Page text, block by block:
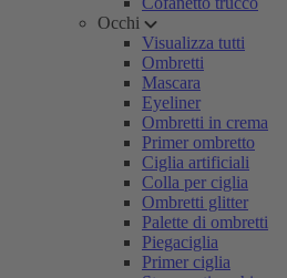
Occhi
Visualizza tutti
Ombretti
Mascara
Eyeliner
Ombretti in crema
Primer ombretto
Ciglia artificiali
Colla per ciglia
Ombretti glitter
Palette di ombretti
Piegaciglia
Primer ciglia